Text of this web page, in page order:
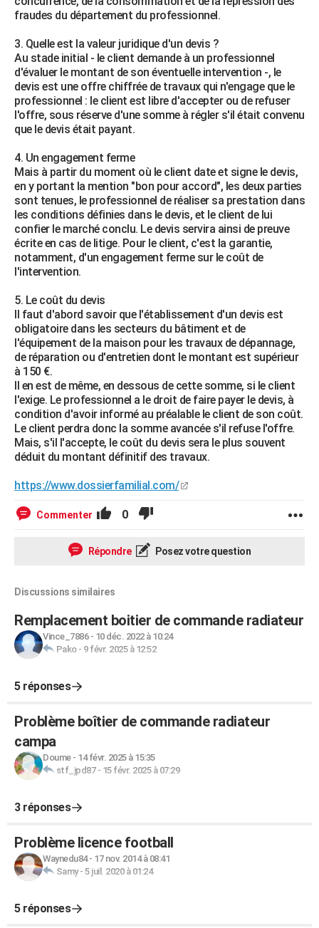
fraudes du département du professionnel.
3. Quelle est la valeur juridique d'un devis ?
Au stade initial - le client demande à un professionnel
d'évaluer le montant de son éventuelle intervention -, le
devis est une offre chiffrée de travaux qui n'engage que le
professionnel : le client est libre d'accepter ou de refuser
l'offre, sous réserve d'une somme à régler s'il était convenu
que le devis était payant.
4. Un engagement ferme
Mais à partir du moment où le client date et signe le devis,
en y portant la mention "bon pour accord", les deux parties
sont tenues, le professionnel de réaliser sa prestation dans
les conditions définies dans le devis, et le client de lui
confier le marché conclu. Le devis servira ainsi de preuve
écrite en cas de litige. Pour le client, c'est la garantie,
notamment, d'un engagement ferme sur le coût de
l'intervention.
5. Le coût du devis
Il faut d'abord savoir que l'établissement d'un devis est
obligatoire dans les secteurs du bâtiment et de
l'équipement de la maison pour les travaux de dépannage,
de réparation ou d'entretien dont le montant est supérieur
à 150 €.
Il en est de même, en dessous de cette somme, si le client
l'exige. Le professionnel a le droit de faire payer le devis, à
condition d'avoir informé au préalable le client de son coût.
Le client perdra donc la somme avancée s'il refuse l'offre.
Mais, s'il l'accepte, le coût du devis sera le plus souvent
déduit du montant définitif des travaux.
https://www.dossierfamilial.com/
Commenter 0
Répondre Posez votre question
Discussions similaires
Remplacement boitier de commande radiateur
Vince_7886- 10 déc. 2022 à 10:24
Pako- 9 févr. 2025 à 12:52
5 réponses
Problème boîtier de commande radiateur
campa
Doume- 14 févr. 2025 à 15:35
stf_jpd87- 15 févr. 2025 à 07:29
3 réponses
Problème licence football
Waynedu84- 17 nov. 2014 à 08:41
Samy- 5 juil. 2020 à 01:24
5 réponses